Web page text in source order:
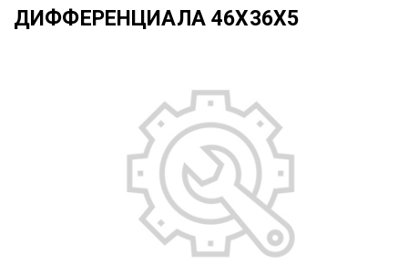
ДИФФЕРЕНЦИАЛА 46X36X5